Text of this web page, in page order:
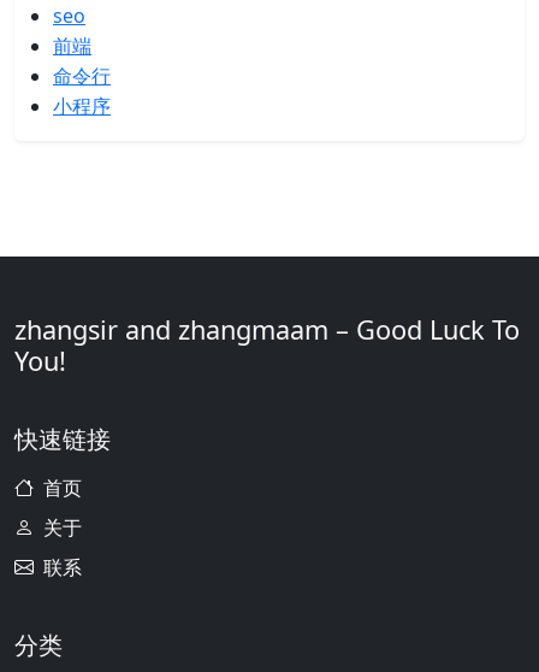
seo
前端
命令行
小程序
zhangsir and zhangmaam – Good Luck To
You!
快速链接
首页
关于
联系
分类